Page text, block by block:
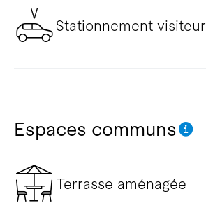
Stationnement visiteur
Espaces communs
Terrasse aménagée